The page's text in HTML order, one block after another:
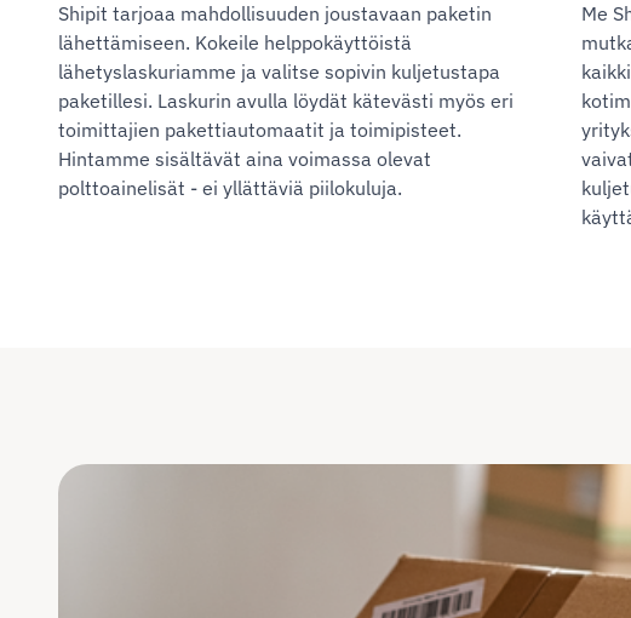
Shipit tarjoaa mahdollisuuden joustavaan paketin
lähettämiseen. Kokeile helppokäyttöistä
lähetyslaskuriamme ja valitse sopivin kuljetustapa
paketillesi. Laskurin avulla löydät kätevästi myös eri
toimittajien pakettiautomaatit ja toimipisteet.
Hintamme sisältävät aina voimassa olevat
polttoainelisät - ei yllättäviä piilokuluja.
Me